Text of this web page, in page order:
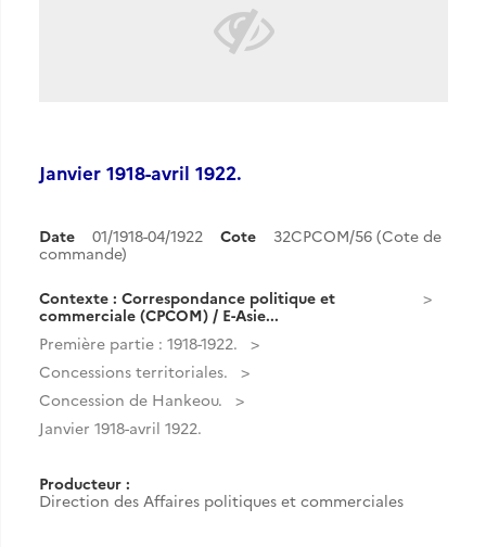
Janvier 1918-avril 1922.
Date 01/1918-04/1922 Cote
32CPCOM/56 (Cote de
commande)
Contexte : Correspondance politique et
commerciale (CPCOM) / E-Asie...
Première partie : 1918-1922.
Concessions territoriales.
Concession de Hankeou.
Janvier 1918-avril 1922.
Producteur :
Direction des Affaires politiques et commerciales